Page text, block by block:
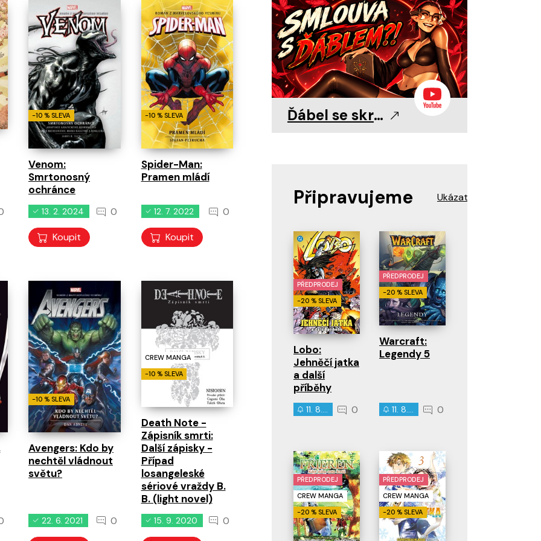
0 0 11. 8. 2026 11. 8. 2026 0 11. 8. 2026 0
-10 % SLEVA
Venom:
Smrtonosný
ochránce
13. 2. 2024
0
Koupit
-10 % SLEVA
Spider-Man:
Pramen mládí
12. 7. 2022
0
Koupit
-10 % SLEVA
Avengers: Kdo by
nechtěl vládnout
světu?
22. 6. 2021
0
CREW MANGA
-10 % SLEVA
Death Note -
Zápisník smrti:
Další zápisky -
Případ
losangeleské
sériové vraždy B.
B. (light novel)
15. 9. 2020
0
Ďábel se skrývá v detailu!
Připravujeme Ukázat více
PŘEDPRODEJ
-20 % SLEVA
Lobo:
Jehněčí jatka
a další
příběhy
11. 8. 2026 0
PŘEDPRODEJ
-20 % SLEVA
Warcraft:
Legendy 5
11. 8. 2026 0
PŘEDPRODEJ
CREW MANGA
-20 % SLEVA
PŘEDPRODEJ
CREW MANGA
-20 % SLEVA